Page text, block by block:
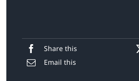
Share this
Email this